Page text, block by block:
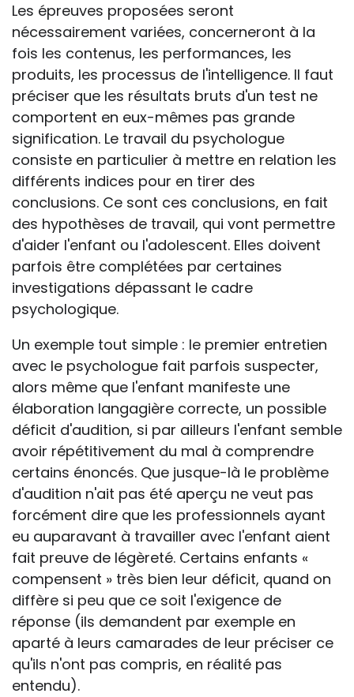
Les épreuves proposées seront
nécessairement variées, concerneront à la
fois les contenus, les performances, les
produits, les processus de l'intelligence. Il faut
préciser que les résultats bruts d'un test ne
comportent en eux-mêmes pas grande
signification. Le travail du psychologue
consiste en particulier à mettre en relation les
différents indices pour en tirer des
conclusions. Ce sont ces conclusions, en fait
des hypothèses de travail, qui vont permettre
d'aider l'enfant ou l'adolescent. Elles doivent
parfois être complétées par certaines
investigations dépassant le cadre
psychologique.
Un exemple tout simple : le premier entretien
avec le psychologue fait parfois suspecter,
alors même que l'enfant manifeste une
élaboration langagière correcte, un possible
déficit d'audition, si par ailleurs l'enfant semble
avoir répétitivement du mal à comprendre
certains énoncés. Que jusque-là le problème
d'audition n'ait pas été aperçu ne veut pas
forcément dire que les professionnels ayant
eu auparavant à travailler avec l'enfant aient
fait preuve de légèreté. Certains enfants «
compensent » très bien leur déficit, quand on
diffère si peu que ce soit l'exigence de
réponse (ils demandent par exemple en
aparté à leurs camarades de leur préciser ce
qu'ils n'ont pas compris, en réalité pas
entendu).